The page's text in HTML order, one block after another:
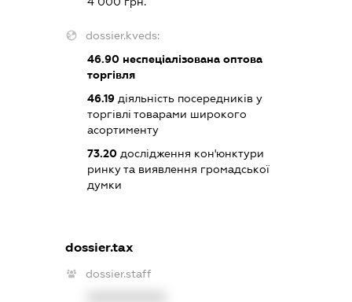
dossier.kveds:
46.90неспеціалізована оптова
торгівля
46.19діяльність посередників у
торгівлі товарами широкого
асортименту
73.20дослідження кон'юнктури
ринку та виявлення громадської
думки
dossier.tax
dossier.staff